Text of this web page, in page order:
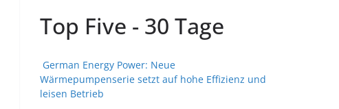
Top Five - 30 Tage
German Energy Power: Neue
Wärmepumpenserie setzt auf hohe Effizienz und
leisen Betrieb